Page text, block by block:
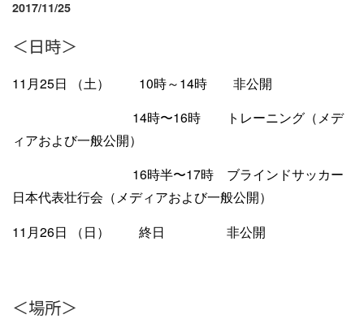
2017/11/25
＜日時＞
11月25日 （土） 10時～14時 非公開
14時〜16時 トレーニング（メデ
ィアおよび一般公開）
16時半〜17時 ブラインドサッカー
日本代表壮行会（メディアおよび一般公開）
11月26日 （日） 終日 非公開
＜場所＞